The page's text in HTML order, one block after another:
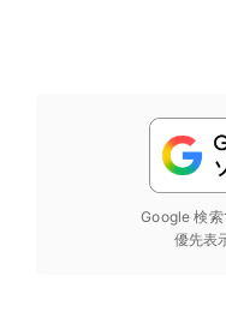
Google 検
優先表